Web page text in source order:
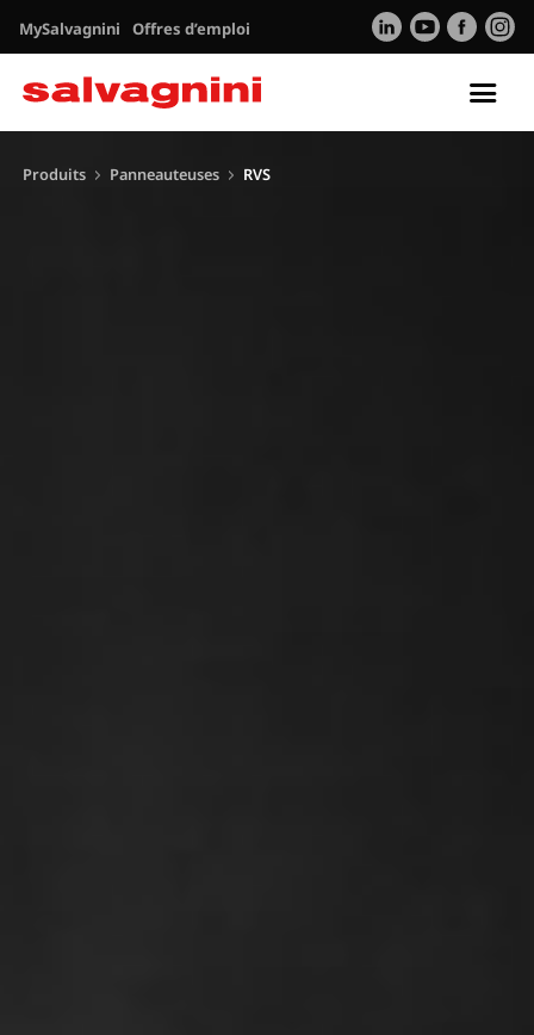
MySalvagnini Offres d’emploi
Produits Panneauteuses RVS